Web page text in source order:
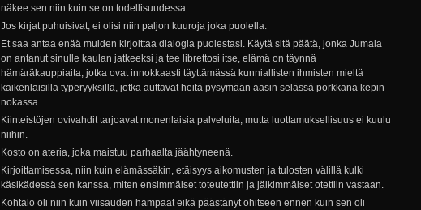
näkee sen niin kuin se on todellisuudessa.
Jos kirjat puhuisivat, ei olisi niin paljon kuuroja joka puolella.
Et saa antaa enää muiden kirjoittaa dialogia puolestasi. Käytä sitä päätä, jonka Jumala
on antanut sinulle kaulan jatkeeksi ja tee librettosi itse, elämä on täynnä
hämäräkauppiaita, jotka ovat innokkaasti täyttämässä kunniallisten ihmisten mieltä
kaikenlaisilla typeryyksillä, jotka auttavat heitä pysymään aasin selässä porkkana kepin
nokassa.
Kiinteistöjen ovivahdit tarjoavat monenlaisia palveluita, mutta luottamuksellisuus ei kuulu
niihin.
Kosto on ateria, joka maistuu parhaalta jäähtyneenä.
Kirjoittamisessa, niin kuin elämässäkin, etäisyys aikomusten ja tulosten välillä kulki
käsikädessä sen kanssa, miten ensimmäiset toteutettiin ja jälkimmäiset otettiin vastaan.
Kohtalo oli niin kuin viisauden hampaat eikä päästänyt ohitseen ennen kuin sen oli